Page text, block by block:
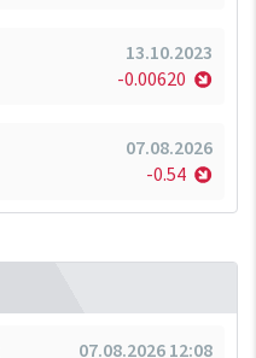
13.10.2023
-0.00620
07.08.2026
-0.54
07.08.2026 12:08